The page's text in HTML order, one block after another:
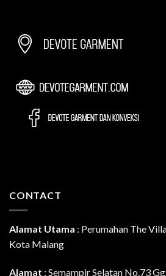
CONTACT
Alamat Utama : Perumahan The
Kota Malang
Alamat : Semampir Selatan No.73